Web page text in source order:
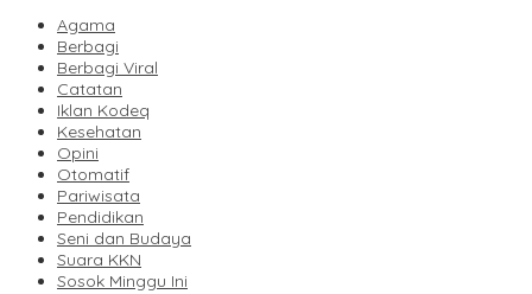
Agama
Berbagi
Berbagi Viral
Catatan
Iklan Kodeq
Kesehatan
Opini
Otomatif
Pariwisata
Pendidikan
Seni dan Budaya
Suara KKN
Sosok Minggu Ini